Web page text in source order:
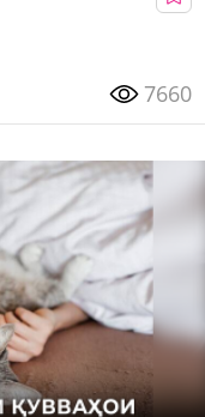
7660